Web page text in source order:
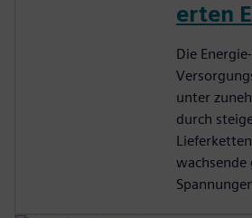
erten
Die
unter
durch